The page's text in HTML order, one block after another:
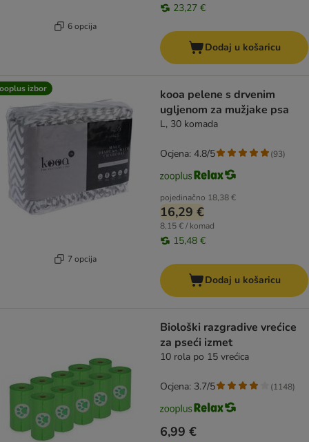
6 opcija
23,27 €
Dodaj u košaricu
izbor
7 opcija
kooa pelene s drvenim
ugljenom za mužjake psa
L, 30 komada
pojedinačno 18,38 €
16,29 €
8,15 € / komad
15,48 €
Ocjena: 4.8/5 (93)
Dodaj u košaricu
Biološki razgradive vrećice
za pseći izmet
10 rola po 15 vrećica
6,99 €
Ocjena: 3.7/5 (1148)